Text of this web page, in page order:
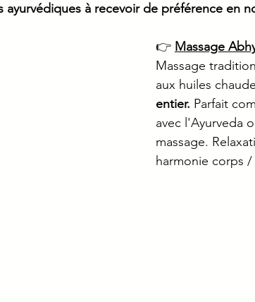
ayurvédiques à recevoir de préférence en
👉 Massage
Massage
aux huiles
entier. Parfait
avec l'Ayurveda
massage.
harmonie corps